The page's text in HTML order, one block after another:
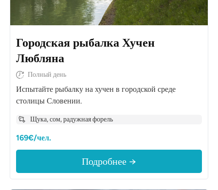
Городская рыбалка Хучен
Любляна
Полный день
Испытайте рыбалку на хучен в городской среде
столицы Словении.
Щука, сом, радужная форель
169€/чел.
Подробнее →